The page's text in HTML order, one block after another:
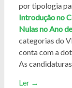
por tipologia
Introdução no
Nulas no Ano
categorias do
conta com a
As candidaturas
Ler →